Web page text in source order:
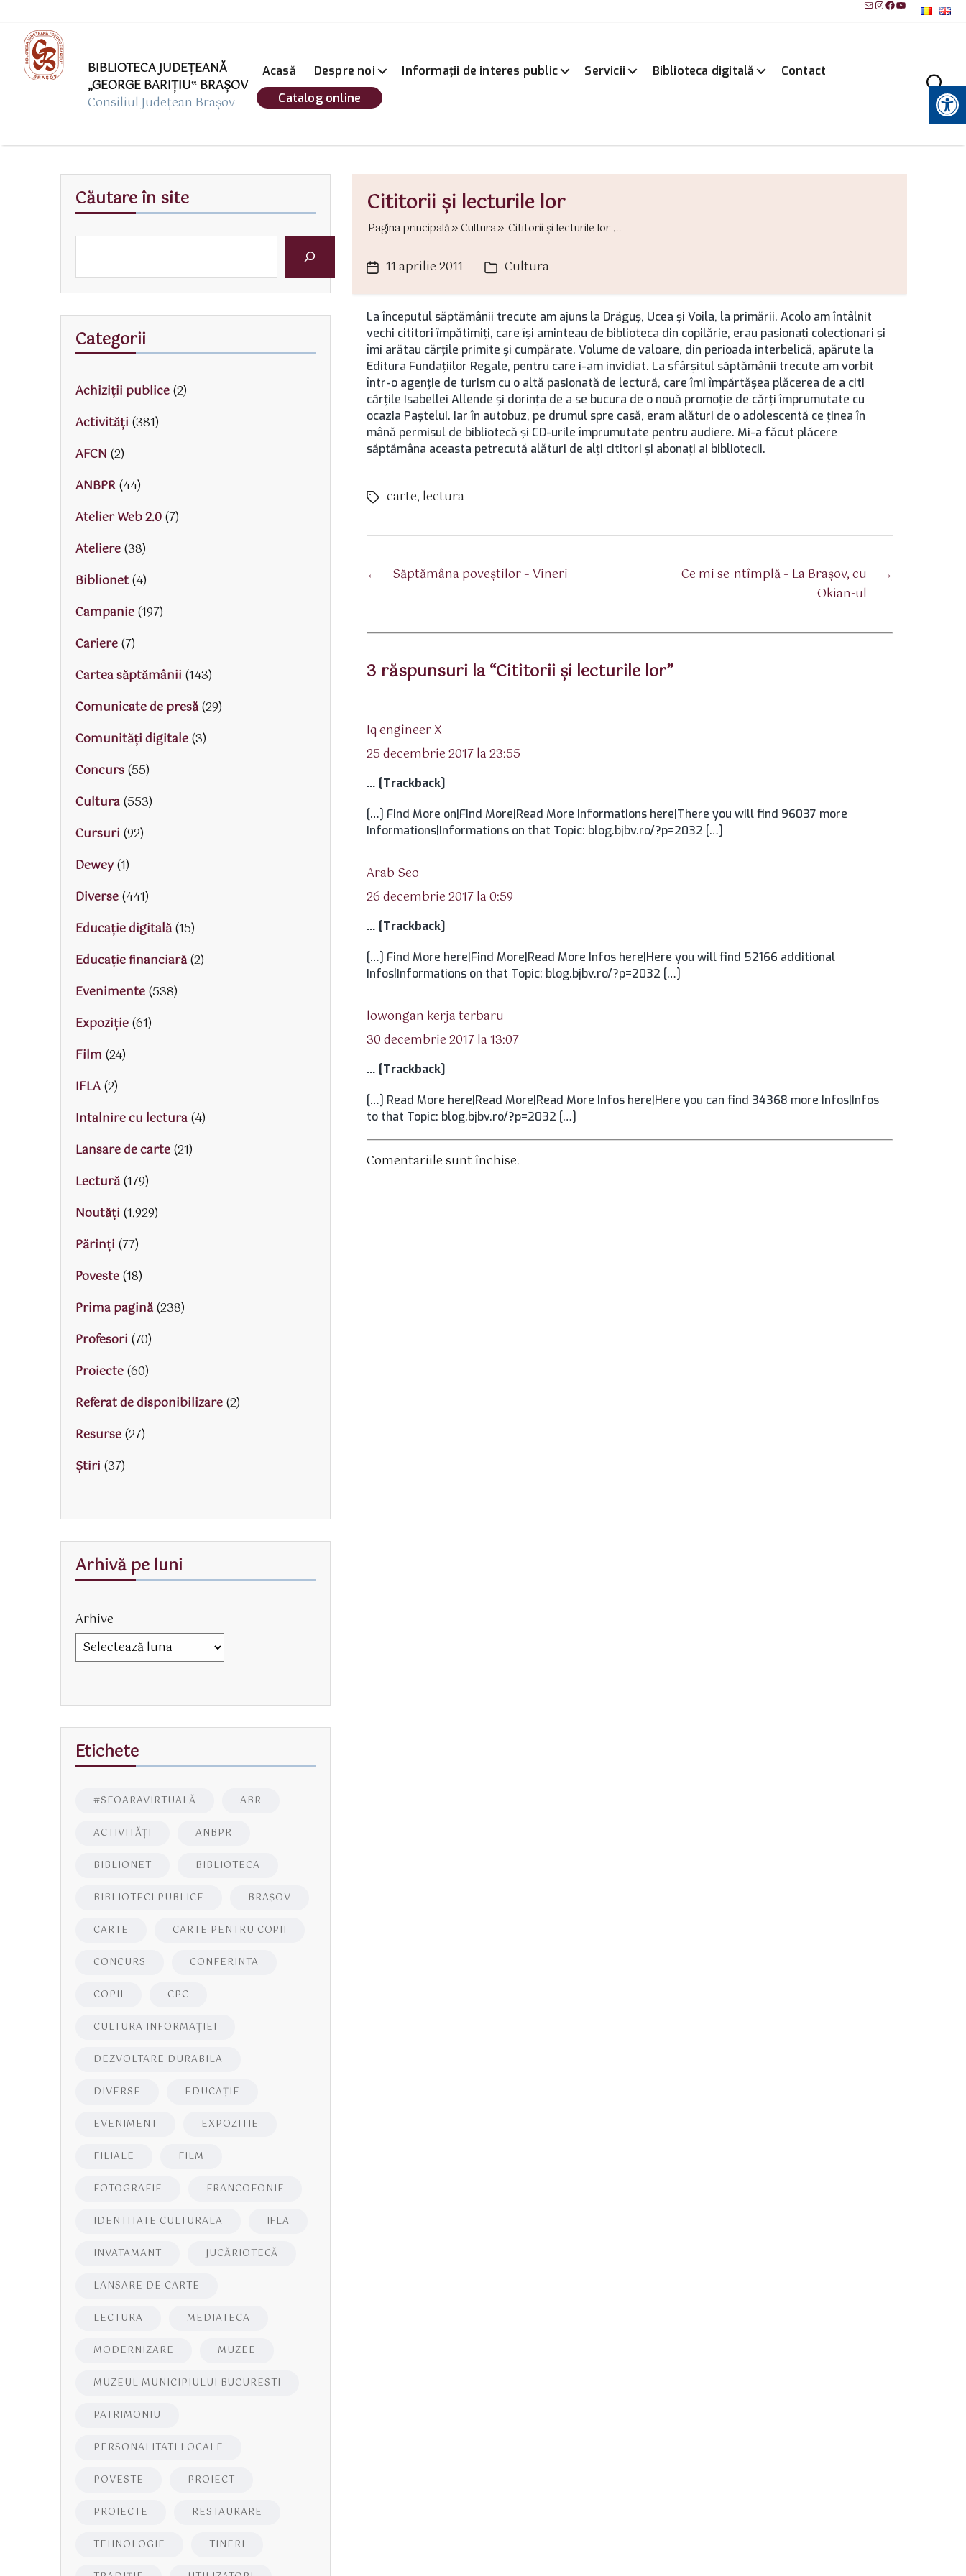
MailInstagram
Facebook
YouTube
BIBLIOTECA JUDEȚEANĂ
„GEORGE BARIŢIU‟ BRAŞOV
Consiliul Județean Brașov
Acasă Despre noi Informații de interes public Servicii Biblioteca digitală
Contact
Catalog online
Instrumente pentru accesibilitate
Cititorii şi lecturile lor
Pagina principală Cultura Cititorii şi lecturile lor ...
Dată11 aprilie 2011 Categorii
Cultura
La începutul săptămânii trecute am ajuns la Drăguş, Ucea şi Voila, la primării. Acolo am întâlnit
vechi cititori împătimiţi, care îşi aminteau de biblioteca din copilărie, erau pasionaţi colecţionari şi
îmi arătau cărţile primite şi cumpărate. Volume de valoare, din perioada interbelică, apărute la
Editura Fundaţiilor Regale, pentru care i-am invidiat. La sfârşitul săptămânii trecute am vorbit
într-o agenţie de turism cu o altă pasionată de lectură, care îmi împărtăşea plăcerea de a citi
cărţile Isabellei Allende şi dorinţa de a se bucura de o nouă promoţie de cărţi împrumutate cu
ocazia Paştelui. Iar în autobuz, pe drumul spre casă, eram alături de o adolescentă ce ţinea în
mână permisul de bibliotecă şi CD-urile împrumutate pentru audiere. Mi-a făcut plăcere
săptămâna aceasta petrecută alături de alţi cititori şi abonaţi ai bibliotecii.
Etichete
carte, lectura
← Săptămâna poveștilor – Vineri →
Ce mi se-ntîmplă – La Braşov, cu
Okian-ul
3 răspunsuri la “Cititorii şi lecturile lor”
Iq engineer X
25 decembrie 2017 la 23:55
… [Trackback]
[…] Find More on|Find More|Read More Informations here|There you will find 96037 more
Informations|Informations on that Topic: blog.bjbv.ro/?p=2032 […]
Arab Seo
26 decembrie 2017 la 0:59
… [Trackback]
[…] Find More here|Find More|Read More Infos here|Here you will find 52166 additional
Infos|Informations on that Topic: blog.bjbv.ro/?p=2032 […]
lowongan kerja terbaru
30 decembrie 2017 la 13:07
… [Trackback]
[…] Read More here|Read More|Read More Infos here|Here you can find 34368 more Infos|Infos
to that Topic: blog.bjbv.ro/?p=2032 […]
Comentariile sunt închise.
Căutare în site
Categorii
Achiziții publice(2)
Activităţi (381)
AFCN (2)
ANBPR(44)
Atelier Web 2.0(7)
Ateliere(38)
Biblionet(4)
Campanie(197)
Cariere(7)
Cartea săptămânii (143)
Comunicate de presă(29)
Comunități digitale(3)
Concurs(55)
Cultura(553)
Cursuri (92)
Dewey(1)
Diverse(441)
Educaţie digitală(15)
Educaţie financiară(2)
Evenimente(538)
Expoziție(61)
Film (24)
IFLA(2)
Intalnire cu lectura(4)
Lansare de carte(21)
Lectură(179)
Noutăți (1.929)
Părinţi (77)
Poveste(18)
Prima pagină(238)
Profesori (70)
Proiecte(60)
Referat de disponibilizare(2)
Resurse(27)
Știri (37)
Arhivă pe luni
Arhive
Etichete
#SFOARAVIRTUALĂ ABR
ACTIVITĂŢI ANBPR
BIBLIONET BIBLIOTECA
BIBLIOTECI PUBLICE BRAŞOV
CARTE CARTE PENTRU COPII
CONCURS CONFERINTA
COPII CPC
CULTURA INFORMAŢIEI
DEZVOLTARE DURABILA
DIVERSE EDUCAŢIE
EVENIMENT EXPOZITIE
FILIALE FILM
FOTOGRAFIE FRANCOFONIE
IDENTITATE CULTURALA IFLA
INVATAMANT JUCĂRIOTECĂ
LANSARE DE CARTE
LECTURA MEDIATECA
MODERNIZARE MUZEE
MUZEUL MUNICIPIULUI BUCURESTI
PATRIMONIU
PERSONALITATI LOCALE
POVESTE PROIECT
PROIECTE RESTAURARE
TEHNOLOGIE TINERI